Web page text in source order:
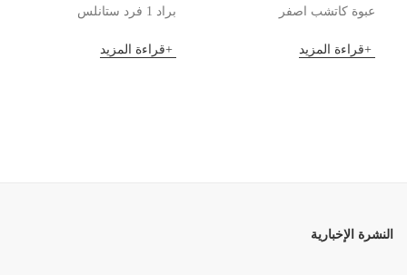
براد 1 فرد ستانلس
قراءة المزيد
عبوة كاتشب اصفر
قراءة المزيد
النشرة الإخبارية